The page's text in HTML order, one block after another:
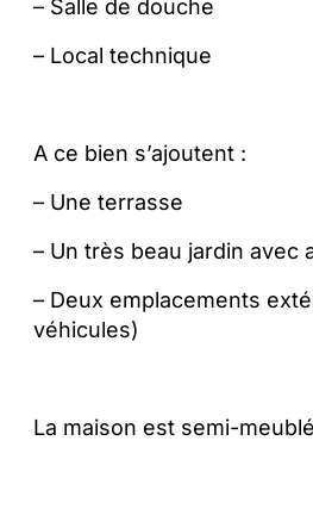
– Salle de douche
– Local technique
A ce bien s’ajoutent :
– Une terrasse
– Un très beau jardin avec
– Deux emplacements
véhicules)
La maison est semi-